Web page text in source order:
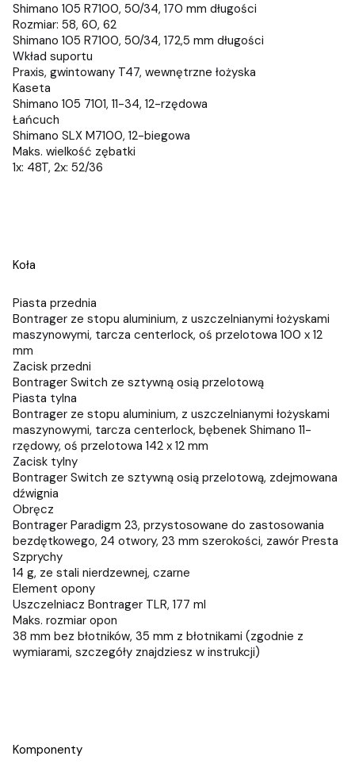
Shimano 105 R7100, 50/34, 170 mm długości
Rozmiar: 58, 60, 62
Shimano 105 R7100, 50/34, 172,5 mm długości
Wkład suportu
Praxis, gwintowany T47, wewnętrzne łożyska
Kaseta
Shimano 105 7101, 11-34, 12-rzędowa
Łańcuch
Shimano SLX M7100, 12-biegowa
Maks. wielkość zębatki
1x: 48T, 2x: 52/36
Koła
Piasta przednia
Bontrager ze stopu aluminium, z uszczelnianymi łożyskami
maszynowymi, tarcza centerlock, oś przelotowa 100 x 12
mm
Zacisk przedni
Bontrager Switch ze sztywną osią przelotową
Piasta tylna
Bontrager ze stopu aluminium, z uszczelnianymi łożyskami
maszynowymi, tarcza centerlock, bębenek Shimano 11-
rzędowy, oś przelotowa 142 x 12 mm
Zacisk tylny
Bontrager Switch ze sztywną osią przelotową, zdejmowana
dźwignia
Obręcz
Bontrager Paradigm 23, przystosowane do zastosowania
bezdętkowego, 24 otwory, 23 mm szerokości, zawór Presta
Szprychy
14 g, ze stali nierdzewnej, czarne
Element opony
Uszczelniacz Bontrager TLR, 177 ml
Maks. rozmiar opon
38 mm bez błotników, 35 mm z błotnikami (zgodnie z
wymiarami, szczegóły znajdziesz w instrukcji)
Komponenty